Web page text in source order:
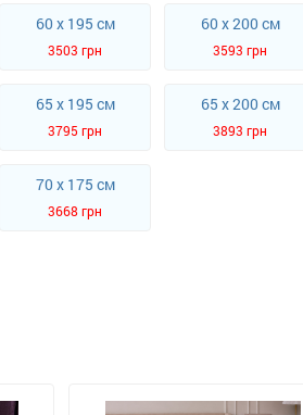
60 x 195 см
3503 грн
60 x 200 см
3593 грн
65 x 195 см
3795 грн
65 x 200 см
3893 грн
70 x 175 см
3668 грн